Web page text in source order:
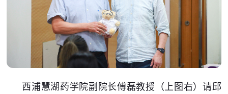
西浦慧湖药学院副院长傅磊教授（上图右）请邱